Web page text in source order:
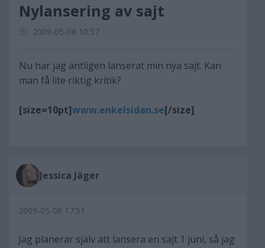
Nylansering av sajt
2009-05-08 10:57
Nu har jag äntligen lanserat min nya sajt. Kan
man få lite riktig kritik?
[size=10pt]www.enkelsidan.se[/size]
Jessica Jäger
2009-05-08 17:51
Jag planerar själv att lansera en sajt 1 juni, så jag